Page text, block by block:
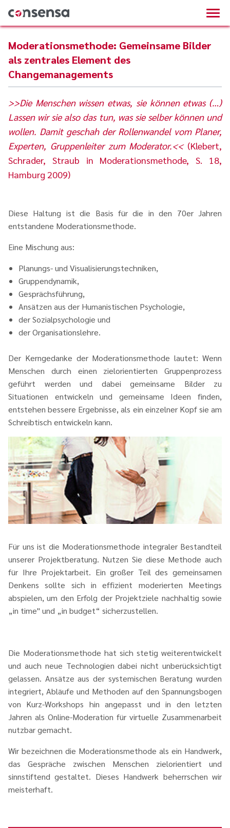
Moderationsmethode: Gemeinsame Bilder
als zentrales Element des
Changemanagements
>>Die Menschen wissen etwas, sie können etwas (…)
Lassen wir sie also das tun, was sie selber können und
wollen. Damit geschah der Rollenwandel vom Planer,
Experten, Gruppenleiter zum Moderator.<<(Klebert,
Schrader, Straub in Moderationsmethode, S. 18,
Hamburg 2009)
Diese Haltung ist die Basis für die in den 70er Jahren
entstandene Moderationsmethode.
Eine Mischung aus:
Planungs- und Visualisierungstechniken,
Gruppendynamik,
Gesprächsführung,
Ansätzen aus der Humanistischen Psychologie,
der Sozialpsychologie und
der Organisationslehre.
Der Kerngedanke der Moderationsmethode lautet: Wenn
Menschen durch einen zielorientierten Gruppenprozess
geführt werden und dabei gemeinsame Bilder zu
Situationen entwickeln und gemeinsame Ideen finden,
entstehen bessere Ergebnisse, als ein einzelner Kopf sie am
Schreibtisch entwickeln kann.
Für uns ist die Moderationsmethode integraler Bestandteil
unserer Projektberatung. Nutzen Sie diese Methode auch
für Ihre Projektarbeit. Ein großer Teil des gemeinsamen
Denkens sollte sich in effizient moderierten Meetings
abspielen, um den Erfolg der Projektziele nachhaltig sowie
„in time" und „in budget“ sicherzustellen.
Die Moderationsmethode hat sich stetig weiterentwickelt
und auch neue Technologien dabei nicht unberücksichtigt
gelassen. Ansätze aus der systemischen Beratung wurden
integriert, Abläufe und Methoden auf den Spannungsbogen
von Kurz-Workshops hin angepasst und in den letzten
Jahren als Online-Moderation für virtuelle Zusammenarbeit
nutzbar gemacht.
Wir bezeichnen die Moderationsmethode als ein Handwerk,
das Gespräche zwischen Menschen zielorientiert und
sinnstiftend gestaltet. Dieses Handwerk beherrschen wir
meisterhaft.